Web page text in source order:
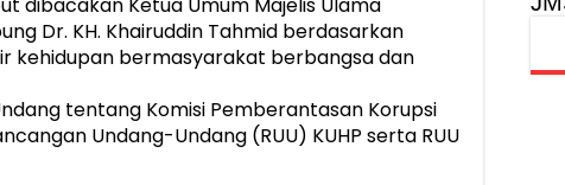
Dr. KH. Khairuddin Tahmid berdasarkan
kehidupan bermasyarakat berbangsa dan
tentang Komisi Pemberantasan Korupsi
Undang-Undang (RUU) KUHP serta RUU